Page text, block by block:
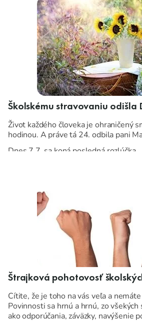
Školskému stravovaniu odišla
Život každého človeka je ohraničený
hodinou. A práve tá 24. odbila pani
Dnes 7.7. sa koná posledná rozlúčka.
Štrajková pohotovosť
Cítite, že je toho na vás veľa a
Povinnosti sa hrnú a hrnú, zo
ako odporúčania, záväzky, navýšenie